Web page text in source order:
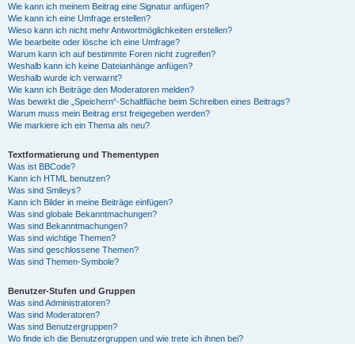
Wie kann ich meinem Beitrag eine Signatur anfügen?
Wie kann ich eine Umfrage erstellen?
Wieso kann ich nicht mehr Antwortmöglichkeiten erstellen?
Wie bearbeite oder lösche ich eine Umfrage?
Warum kann ich auf bestimmte Foren nicht zugreifen?
Weshalb kann ich keine Dateianhänge anfügen?
Weshalb wurde ich verwarnt?
Wie kann ich Beiträge den Moderatoren melden?
Was bewirkt die „Speichern“-Schaltfläche beim Schreiben eines Beitrags?
Warum muss mein Beitrag erst freigegeben werden?
Wie markiere ich ein Thema als neu?
Textformatierung und Thementypen
Was ist BBCode?
Kann ich HTML benutzen?
Was sind Smileys?
Kann ich Bilder in meine Beiträge einfügen?
Was sind globale Bekanntmachungen?
Was sind Bekanntmachungen?
Was sind wichtige Themen?
Was sind geschlossene Themen?
Was sind Themen-Symbole?
Benutzer-Stufen und Gruppen
Was sind Administratoren?
Was sind Moderatoren?
Was sind Benutzergruppen?
Wo finde ich die Benutzergruppen und wie trete ich ihnen bei?